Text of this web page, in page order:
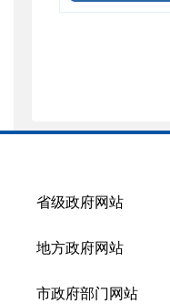
省级政府网站
地方政府网站
市政府部门网站